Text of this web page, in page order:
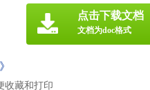
收藏和打印
点击下载文档
文档为doc格式